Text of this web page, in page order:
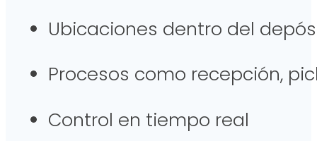
Ubicaciones dentro del
Procesos como recepción,
Control en tiempo real